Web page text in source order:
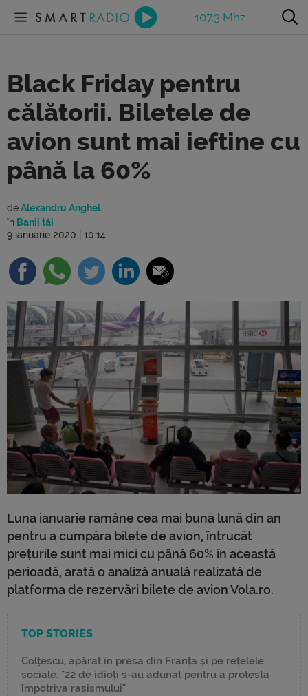
107.3 Mhz
Black Friday pentru
călătorii. Biletele de
avion sunt mai ieftine cu
până la 60%
deAlexandru Anghel
în Banii tăi
9 ianuarie 2020 | 10:14
Luna ianuarie rămâne cea mai bună lună din an
pentru a cumpăra bilete de avion, întrucât
prețurile sunt mai mici cu până 60% în această
perioadă, arată o analiză anuală realizată de
platforma de rezervări bilete de avion Vola.ro.
TOP STORIES
Colțescu, apărat în presa din Franța și pe rețelele
sociale. "22 de idioți s-au adunat pentru a protesta
împotriva rasismului"